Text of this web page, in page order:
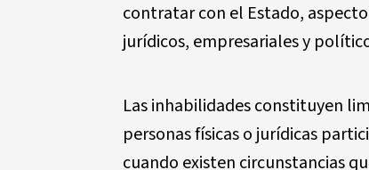
contratar con el Estado,
jurídicos, empresariales y
Las inhabilidades constituyen
personas físicas o jurídicas
cuando existen circunstancias